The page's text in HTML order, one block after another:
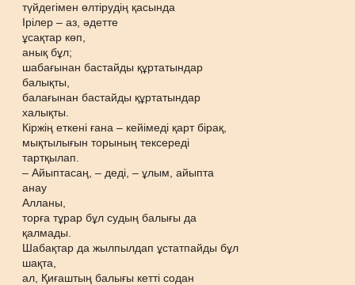
түйдегімен өлтірудің қасында
Ірілер – аз, әдетте
ұсақтар көп,
анық бұл;
шабағынан бастайды құртатындар
балықты,
балағынан бастайды құртатындар
халықты.
Кіржің еткені ғана – кейімеді қарт бірақ,
мықтылығын торының тексереді
тартқылап.
– Айыптасаң, – деді, – ұлым, айыпта
анау
Алланы,
торға тұрар бұл судың балығы да
қалмады.
Шабақтар да жылпылдап ұстатпайды бұл
шақта,
ал, Қиғаштың балығы кетті содан